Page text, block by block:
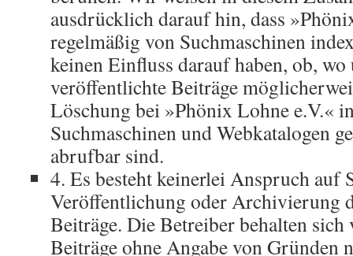
ausdrücklich darauf hin, dass
regelmäßig von Suchmaschinen
keinen Einfluss darauf haben, ob,
veröffentlichte Beiträge
Löschung bei »Phönix Lohne e.V.«
Suchmaschinen und Webkatalogen
abrufbar sind.
4. Es besteht keinerlei Anspruch auf
Veröffentlichung oder Archivierung
Beiträge. Die Betreiber behalten sich
Beiträge ohne Angabe von Gründen